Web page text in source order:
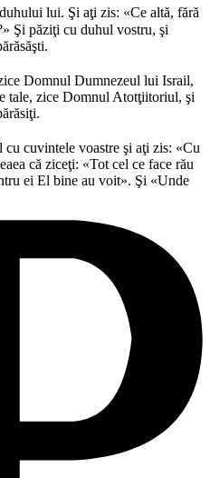
lui. Şi aţi zis: «Ce altă, fără
Şi păziţi cu duhul vostru, şi
Domnul Dumnezeul lui Israil,
tale, zice Domnul Atotţiitoriul, şi
cuvintele voastre şi aţi zis: «Cu
că ziceţi: «Tot cel ce face rău
ei El bine au voit». Şi «Unde